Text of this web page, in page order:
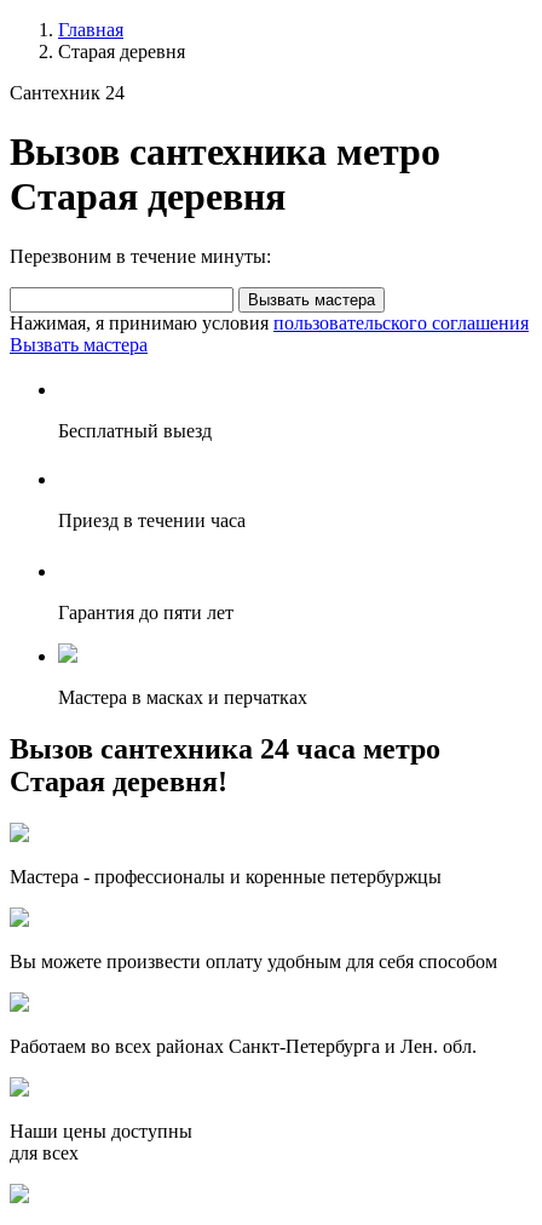
Главная
Старая деревня
Сантехник 24
Вызов сантехника метро
Старая деревня
Перезвоним в течение минуты:
Вызвать мастера
Нажимая, я принимаю условия пользовательского соглашения
Вызвать мастера
Бесплатный выезд
Приезд в течении часа
Гарантия до пяти лет
Мастера в масках и перчатках
Вызов сантехника 24 часа метро
Старая деревня!
Мастера - профессионалы и коренные петербуржцы
Вы можете произвести оплату удобным для себя способом
Работаем во всех районах Санкт-Петербурга и Лен. обл.
Наши цены доступны
для всех